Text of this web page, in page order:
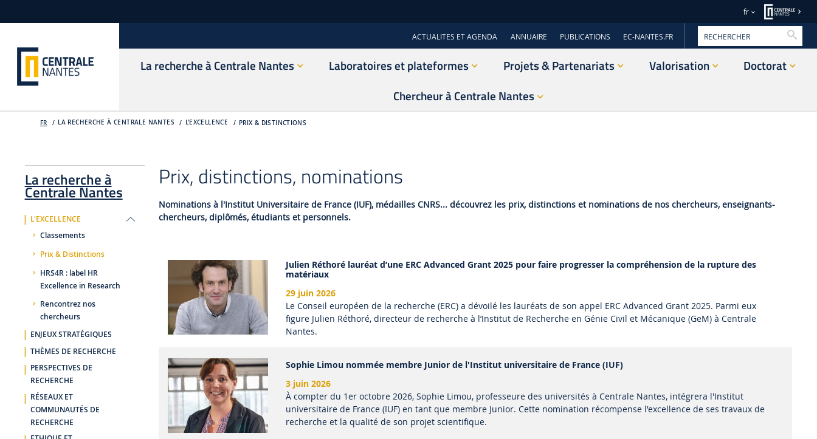
fr
ACTUALITES ET AGENDA ANNUAIRE PUBLICATIONS EC-NANTES.FR
La recherche à Centrale Nantes Laboratoires et plateformes Projets & Partenariats Valorisation
Doctorat
Chercheur à Centrale Nantes
FR LA RECHERCHE À CENTRALE NANTES L'EXCELLENCE PRIX & DISTINCTIONS
La recherche à
Centrale Nantes
L'EXCELLENCE
Classements
Prix & Distinctions
HRS4R : label HR
Excellence in Research
Rencontrez nos
chercheurs
ENJEUX STRATÉGIQUES
THÈMES DE RECHERCHE
PERSPECTIVES DE
RECHERCHE
RÉSEAUX ET
COMMUNAUTÉS DE
RECHERCHE
Prix, distinctions, nominations
Nominations à l'Institut Universitaire de France (IUF), médailles CNRS... découvrez les prix, distinctions et nominations de nos chercheurs, enseignants-
chercheurs, diplômés, étudiants et personnels.
Julien Réthoré lauréat d’une ERC Advanced Grant 2025 pour faire progresser la compréhension de la rupture des
matériaux
29 juin 2026
Le Conseil européen de la recherche (ERC) a dévoilé les lauréats de son appel ERC Advanced Grant 2025. Parmi eux
figure Julien Réthoré, directeur de recherche à l’Institut de Recherche en Génie Civil et Mécanique (GeM) à Centrale
Nantes.
Sophie Limou nommée membre Junior de l'Institut universitaire de France (IUF)
3 juin 2026
À compter du 1er octobre 2026, Sophie Limou, professeure des universités à Centrale Nantes, intégrera l'Institut
universitaire de France (IUF) en tant que membre Junior. Cette nomination récompense l'excellence de ses travaux de
recherche et la qualité de son projet scientifique.